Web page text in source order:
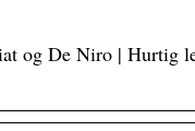
og De Niro | Hurtig